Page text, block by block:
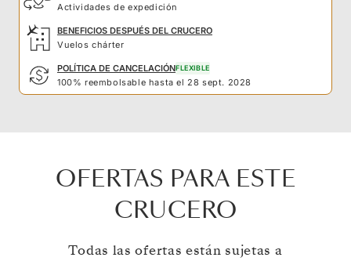
Actividades de expedición
BENEFICIOS DESPUÉS DEL CRUCERO
Vuelos chárter
POLÍTICA DE CANCELACIÓNFLEXIBLE
100% reembolsable hasta el 28 sept. 2028
OFERTAS PARA ESTE
CRUCERO
Todas las ofertas están sujetas a